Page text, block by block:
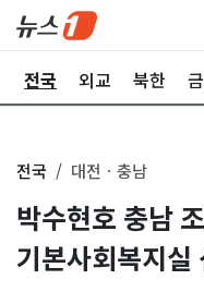
전국 외교 북한
전국 대전ㆍ충남
박수현호 충남
기본사회복지실